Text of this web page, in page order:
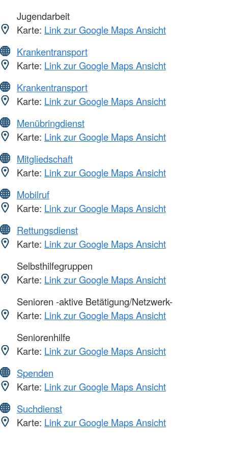
Jugendarbeit
Karte: Link zur Google Maps Ansicht
Krankentransport
Karte: Link zur Google Maps Ansicht
Krankentransport
Karte: Link zur Google Maps Ansicht
Menübringdienst
Karte: Link zur Google Maps Ansicht
Mitgliedschaft
Karte: Link zur Google Maps Ansicht
Mobilruf
Karte: Link zur Google Maps Ansicht
Rettungsdienst
Karte: Link zur Google Maps Ansicht
Selbsthilfegruppen
Karte: Link zur Google Maps Ansicht
Senioren -aktive Betätigung/Netzwerk-
Karte: Link zur Google Maps Ansicht
Seniorenhilfe
Karte: Link zur Google Maps Ansicht
Spenden
Karte: Link zur Google Maps Ansicht
Suchdienst
Karte: Link zur Google Maps Ansicht